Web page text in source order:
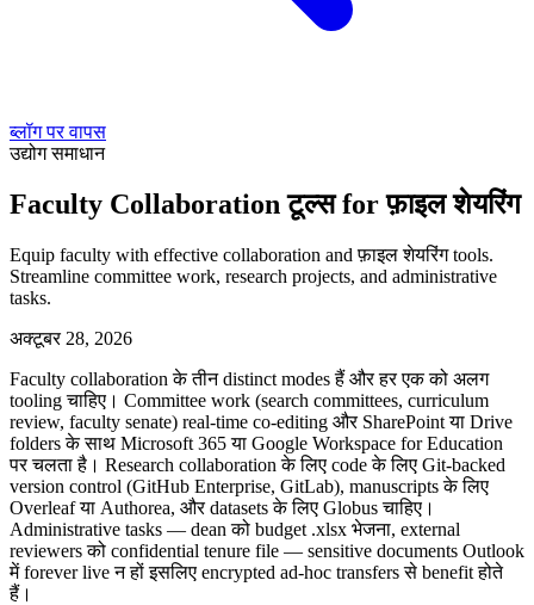
ब्लॉग पर वापस
उद्योग समाधान
Faculty Collaboration टूल्स for फ़ाइल शेयरिंग
Equip faculty with effective collaboration and फ़ाइल शेयरिंग tools.
Streamline committee work, research projects, and administrative
tasks.
अक्टूबर 28, 2026
Faculty collaboration के तीन distinct modes हैं और हर एक को अलग
tooling चाहिए। Committee work (search committees, curriculum
review, faculty senate) real-time co-editing और SharePoint या Drive
folders के साथ Microsoft 365 या Google Workspace for Education
पर चलता है। Research collaboration के लिए code के लिए Git-backed
version control (GitHub Enterprise, GitLab), manuscripts के लिए
Overleaf या Authorea, और datasets के लिए Globus चाहिए।
Administrative tasks — dean को budget .xlsx भेजना, external
reviewers को confidential tenure file — sensitive documents Outlook
में forever live न हों इसलिए encrypted ad-hoc transfers से benefit होते
हैं।